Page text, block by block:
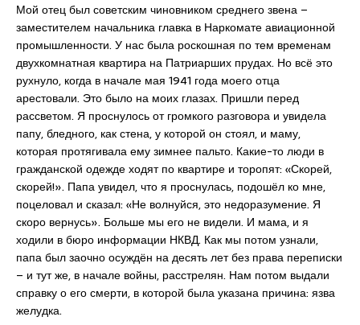
Мой отец был советским чиновником среднего звена –
заместителем начальника главка в Наркомате авиационной
промышленности. У нас была роскошная по тем временам
двухкомнатная квартира на Патриарших прудах. Но всё это
рухнуло, когда в начале мая 1941 года моего отца
арестовали. Это было на моих глазах. Пришли перед
рассветом. Я проснулось от громкого разговора и увидела
папу, бледного, как стена, у которой он стоял, и маму,
которая протягивала ему зимнее пальто. Какие-то люди в
гражданской одежде ходят по квартире и торопят: «Скорей,
скорей!». Папа увидел, что я проснулась, подошёл ко мне,
поцеловал и сказал: «Не волнуйся, это недоразумение. Я
скоро вернусь». Больше мы его не видели. И мама, и я
ходили в бюро информации НКВД. Как мы потом узнали,
папа был заочно осуждён на десять лет без права переписки
– и тут же, в начале войны, расстрелян. Нам потом выдали
справку о его смерти, в которой была указана причина: язва
желудка.